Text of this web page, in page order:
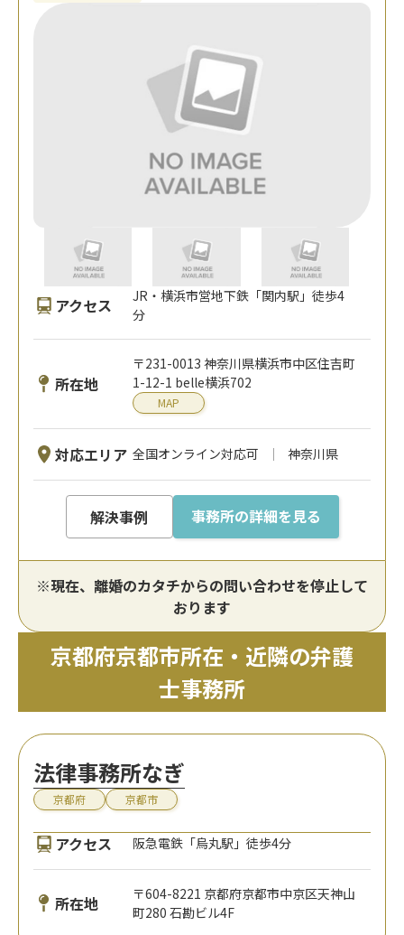
アクセス
JR・横浜市営地下鉄「関内駅」徒歩4
分
所在地
〒231-0013 神奈川県横浜市中区住吉町
1-12-1 belle横浜702
MAP
対応エリア 全国オンライン対応可 神奈川県
解決事例 事務所の詳細を見る
※現在、離婚のカタチからの問い合わせを停止して
おります
京都府京都市所在・近隣の弁護
士事務所
法律事務所なぎ
京都府 京都市
アクセス 阪急電鉄「烏丸駅」徒歩4分
所在地
〒604-8221 京都府京都市中京区天神山
町280 石勘ビル4F